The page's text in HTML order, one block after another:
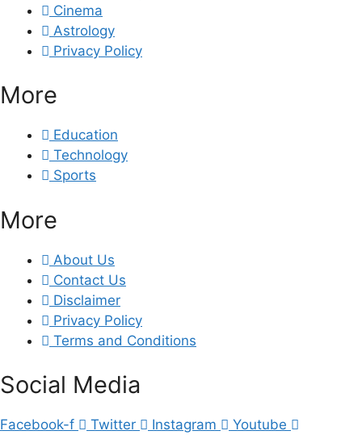
Cinema
Astrology
Privacy Policy
More
Education
Technology
Sports
More
About Us
Contact Us
Disclaimer
Privacy Policy
Terms and Conditions
Social Media
Facebook-f Twitter Instagram Youtube